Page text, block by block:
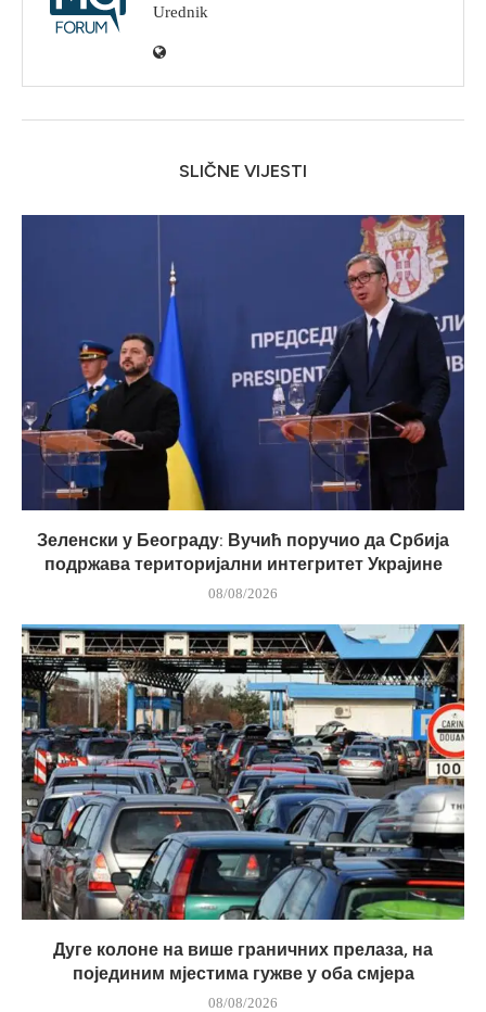
Urednik
SLIČNE VIJESTI
Зеленски у Београду: Вучић поручио да Србија
подржава територијални интегритет Украјине
08/08/2026
Дуге колоне на више граничних прелаза, на
појединим мјестима гужве у оба смјера
08/08/2026